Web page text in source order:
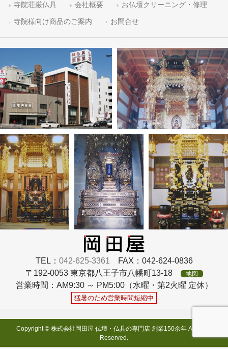
寺院荘厳仏具 会社概要 お仏壇クリーニング・修理
寺院様向け商品のご案内 お問合せ
TEL： 042-625-3361 FAX：042-624-0836
〒192-0053 東京都八王子市八幡町13-18
地図
営業時間：AM9:30 ～ PM5:00（水曜・第2火曜 定休）
猛暑のため営業時間短縮中
Copyright © 株式会社岡田屋 仏壇・仏具の専門店 創業150余年 All rights
Reserved.